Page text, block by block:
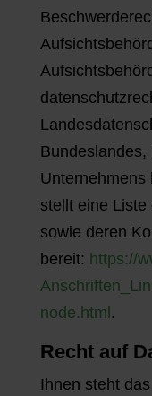
Unternehmens
stellt eine
sowie deren
bereit: https://
node.html .
Recht auf
Ihnen steht